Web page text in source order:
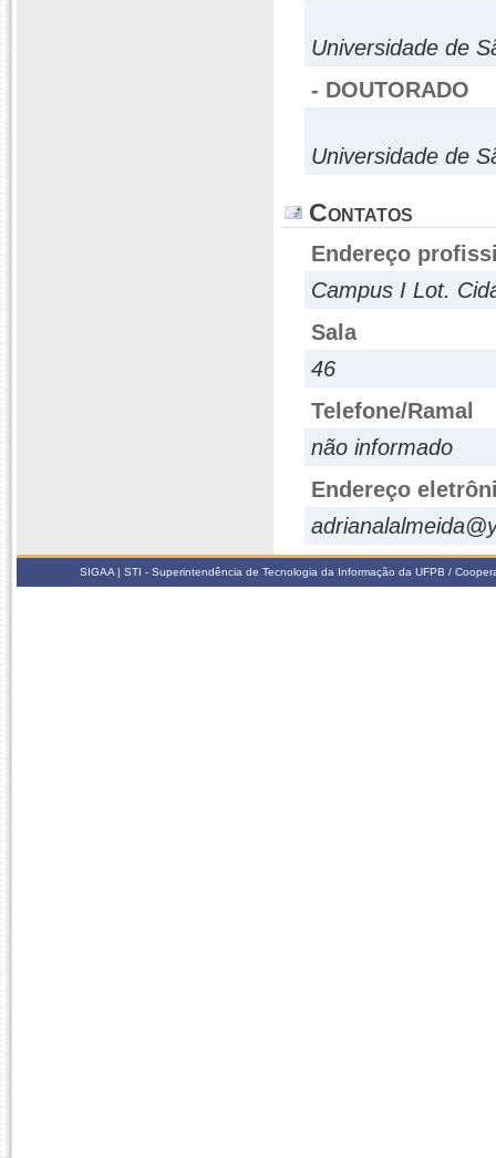
Universidade de
- DOUTORADO
Universidade de
Contatos
Endereço
Campus I Lot.
Sala
46
Telefone/Ramal
não informado
Endereço
SIGAA | STI - Superintendência de Tecnologia da Informação da UFPB /